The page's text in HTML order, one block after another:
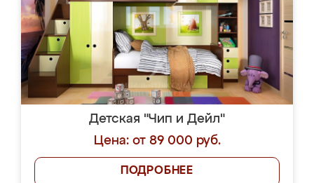
Детская "Чип и Дейл"
Цена: от 89 000 руб.
ПОДРОБНЕЕ